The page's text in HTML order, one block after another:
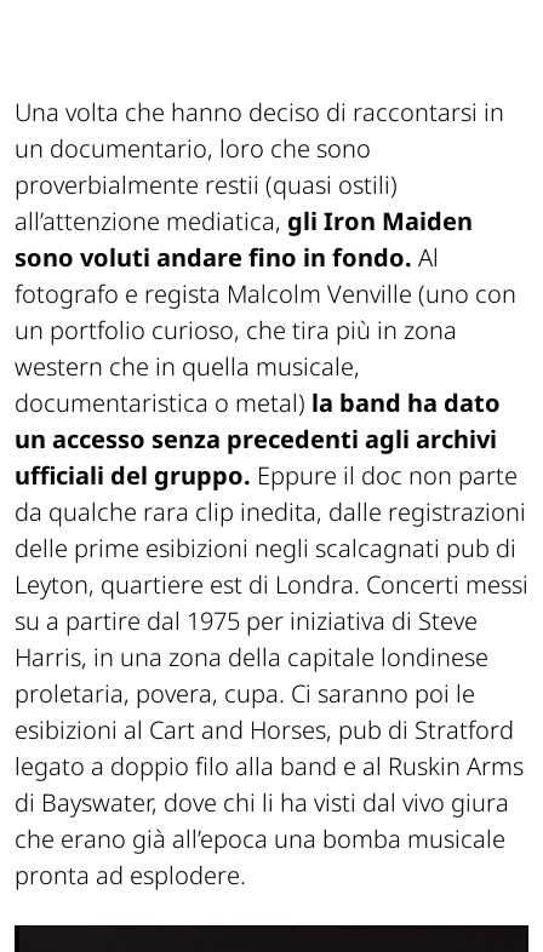
Una volta che hanno deciso di raccontarsi in
un documentario, loro che sono
proverbialmente restii (quasi ostili)
all’attenzione mediatica, gli Iron Maiden
sono voluti andare fino in fondo. Al
fotografo e regista Malcolm Venville (uno con
un portfolio curioso, che tira più in zona
western che in quella musicale,
documentaristica o metal) la band ha dato
un accesso senza precedenti agli archivi
ufficiali del gruppo. Eppure il doc non parte
da qualche rara clip inedita, dalle registrazioni
delle prime esibizioni negli scalcagnati pub di
Leyton, quartiere est di Londra. Concerti messi
su a partire dal 1975 per iniziativa di Steve
Harris, in una zona della capitale londinese
proletaria, povera, cupa. Ci saranno poi le
esibizioni al Cart and Horses, pub di Stratford
legato a doppio filo alla band e al Ruskin Arms
di Bayswater, dove chi li ha visti dal vivo giura
che erano già all’epoca una bomba musicale
pronta ad esplodere.